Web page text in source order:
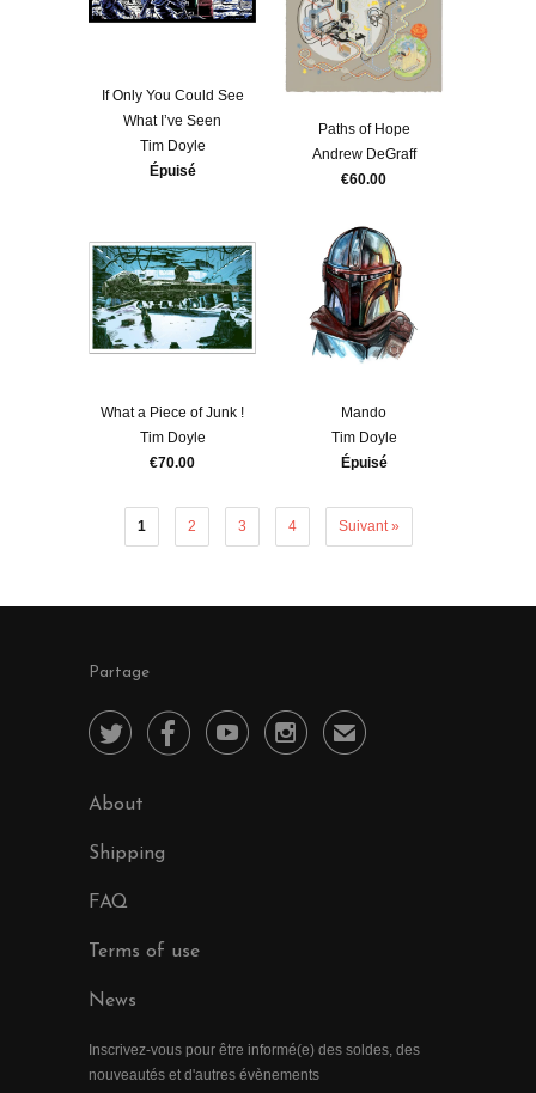
If Only You Could See
What I’ve Seen
Tim Doyle
Épuisé
Paths of Hope
Andrew DeGraff
€60.00
What a Piece of Junk !
Tim Doyle
€70.00
Mando
Tim Doyle
Épuisé
1 2 3 4 Suivant »
Partage
    ✉
About
Shipping
FAQ
Terms of use
News
Inscrivez-vous pour être informé(e) des soldes, des
nouveautés et d'autres évènements